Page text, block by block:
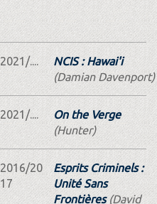
2021/....
NCIS : Hawai'i
(Damian Davenport)
2021/....
On the Verge
(Hunter)
2016/20
17
Esprits Criminels :
Unité Sans
Frontières(David